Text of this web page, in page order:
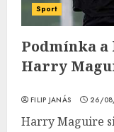
Sport
Podmínka
Harry
FILIP JANÁS 26/
Harry Maguire